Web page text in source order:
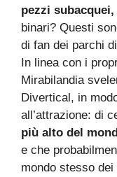
pezzi subacquei,
binari? Questi
di fan dei parchi
In linea con i
Mirabilandia
Divertical, in
all’attrazione: di
più alto del
e che
mondo stesso